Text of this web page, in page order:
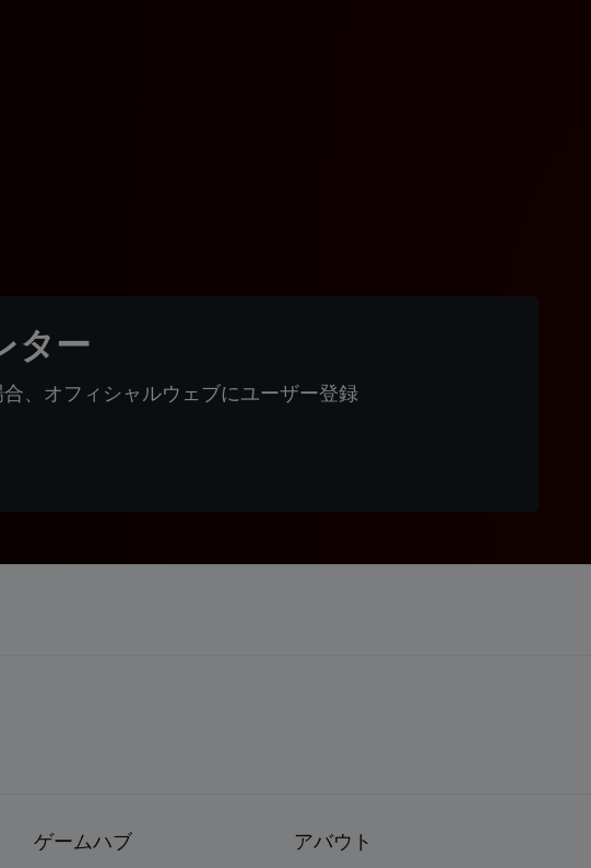
ター
、オフィシャルウェブにユーザー登録
ゲームハブ アバウト